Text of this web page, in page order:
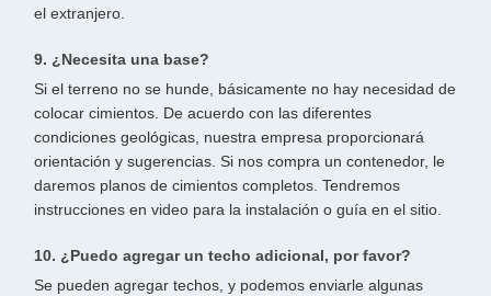
el extranjero.
9. ¿Necesita una base?
Si el terreno no se hunde, básicamente no hay necesidad de
colocar cimientos. De acuerdo con las diferentes
condiciones geológicas, nuestra empresa proporcionará
orientación y sugerencias. Si nos compra un contenedor, le
daremos planos de cimientos completos. Tendremos
instrucciones en video para la instalación o guía en el sitio.
10. ¿Puedo agregar un techo adicional, por favor?
Se pueden agregar techos, y podemos enviarle algunas